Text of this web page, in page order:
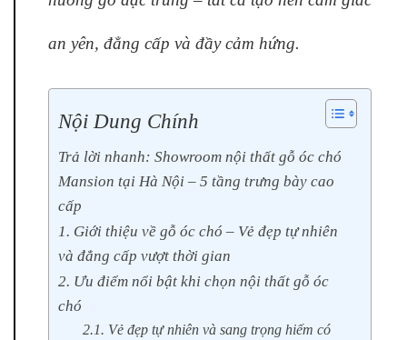
an yên, đẳng cấp và đầy cảm hứng.
Nội Dung Chính
Trả lời nhanh: Showroom nội thất gỗ óc chó
Mansion tại Hà Nội – 5 tầng trưng bày cao
cấp
1. Giới thiệu về gỗ óc chó – Vẻ đẹp tự nhiên
và đẳng cấp vượt thời gian
2. Ưu điểm nổi bật khi chọn nội thất gỗ óc
chó
2.1. Vẻ đẹp tự nhiên và sang trọng hiếm có